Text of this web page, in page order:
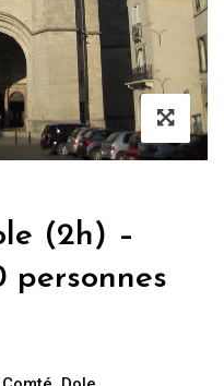
(2h) –
personnes